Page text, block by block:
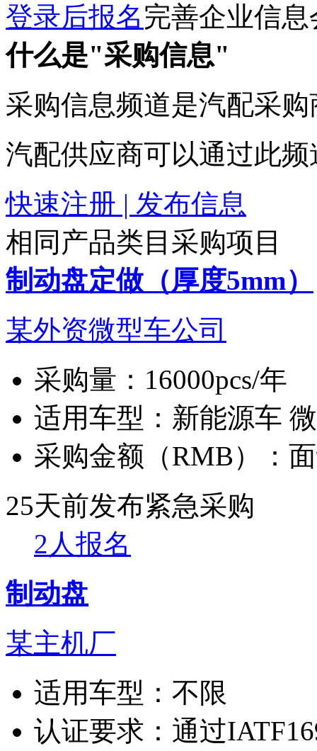
登录后报名完善企业信
什么是"采购信息"
采购信息频道是汽配采
汽配供应商可以通过此
快速注册 | 发布信息
相同产品类目采购项目
制动盘定做（厚度5mm）
某外资微型车公司
采购量： 16000pcs/年
适用车型： 新能源车
采购金额（RMB）：
25天前发布紧急采购
2人报名
制动盘
某主机厂
适用车型： 不限
认证要求： 通过